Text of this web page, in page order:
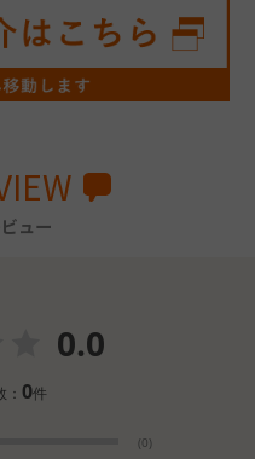
ュー
0.0
：0件
(0)